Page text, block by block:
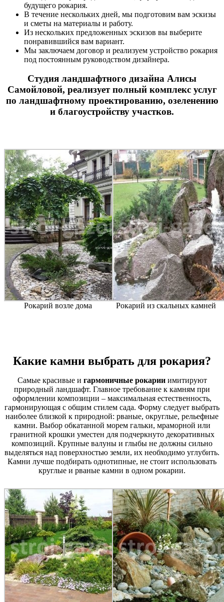
будущего рокария.
В течение нескольких дней, мы подготовим вам эскизы
и сметы на материалы и работу.
Из нескольких предложенных эскизов вы выберите
понравившийся вам вариант.
Мы заключаем договор и реализуем устройство рокария
под постоянным руководством дизайнера.
Студия ландшафтного дизайна Алисы
Самойловой, реализует полный комплекс услуг
по ландшафтному проектированию, озеленению
и благоустройству участков.
Рокарий возле дома Рокарий из скальных камней
Какие камни выбрать для рокария?
Самые красивые и гармоничные рокарииимитируют
природный ландшафт. Главное требование к камням при
оформлении композиции – максимальная естественность,
гармонирующая с общим стилем сада. Форму следует выбрать
наиболее близкой к природной: рваные, округлые, рельефные
камни. Выбор обкатанной морем гальки, мраморной или
гранитной крошки уместен для подчеркнуто декоративных
композиций. Крупные валуны и глыбы не должны сильно
выделяться над поверхностью земли, их необходимо углубить.
Камни лучше подбирать однотипные, не стоит использовать
круглые и рваные камни в одном рокарии.